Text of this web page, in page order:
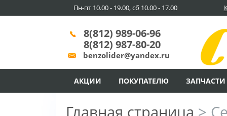
Пн-пт 10.00 - 19.00, сб 10.00 - 17.00
8(812) 989-06-96
8(812) 987-80-20
benzolider@yandex.ru
АКЦИИ ПОКУПАТЕЛЮ ЗАПЧАСТИ
Главная страница >